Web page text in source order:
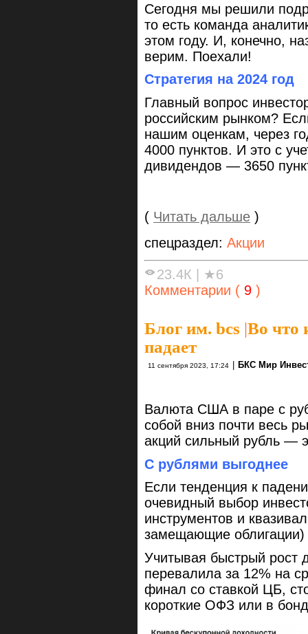
Сегодня мы решили
то есть команда
этом году. И, конечно,
верим. Поехали!
Стратегия на 2024 год
Главный вопрос
российским рынком?
нашим оценкам, через
4000 пунктов. И это с
дивидендов — 3650
( Читать дальше )
спецраздел: Акции
23.4К | ★6
Комментарии ( 9 )
Блог им. bcs |Во что
падает
11 сентября 2023, 17:24 | БКС Мир
Валюта США в паре с
собой вниз почти весь
акций сильный рубль —
С рублями выгоднее
Если тенденция к
очевидный выбор
инструментов и
замещающие облигации)
Учитывая быстрый рост
перевалила за 12% на
финал со ставкой ЦБ,
короткие ОФЗ или в